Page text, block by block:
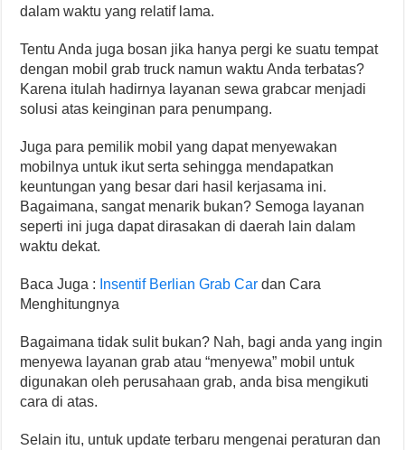
dalam waktu yang relatif lama.
Tentu Anda juga bosan jika hanya pergi ke suatu tempat
dengan mobil grab truck namun waktu Anda terbatas?
Karena itulah hadirnya layanan sewa grabcar menjadi
solusi atas keinginan para penumpang.
Juga para pemilik mobil yang dapat menyewakan
mobilnya untuk ikut serta sehingga mendapatkan
keuntungan yang besar dari hasil kerjasama ini.
Bagaimana, sangat menarik bukan? Semoga layanan
seperti ini juga dapat dirasakan di daerah lain dalam
waktu dekat.
Baca Juga : Insentif Berlian Grab Car dan Cara
Menghitungnya
Bagaimana tidak sulit bukan? Nah, bagi anda yang ingin
menyewa layanan grab atau “menyewa” mobil untuk
digunakan oleh perusahaan grab, anda bisa mengikuti
cara di atas.
Selain itu, untuk update terbaru mengenai peraturan dan